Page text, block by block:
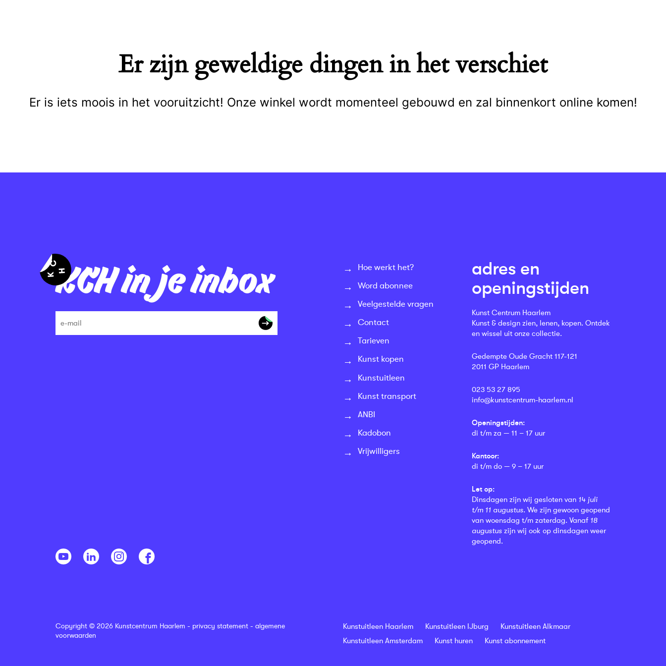
Er zijn geweldige dingen in het verschiet
Er is iets moois in het vooruitzicht! Onze winkel wordt momenteel gebouwd en zal binnenkort online komen!
KCH in je inbox
Hoe werkt het?
Word abonnee
Veelgestelde vragen
Contact
Tarieven
Kunst kopen
Kunstuitleen
Kunst transport
ANBI
Kadobon
Vrijwilligers
adres en
openingstijden
Kunst Centrum Haarlem
Kunst & design zien, lenen, kopen. Ontdek
en wissel uit onze collectie.
Gedempte Oude Gracht 117-121
2011 GP Haarlem
023 53 27 895
info@kunstcentrum-haarlem.nl
Openingstijden:
di t/m za — 11 – 17 uur
Kantoor:
di t/m do — 9 – 17 uur
Let op:
Dinsdagen zijn wij gesloten van 14 juli
t/m 11 augustus. We zijn gewoon geopend
van woensdag t/m zaterdag. Vanaf 18
augustus zijn wij ook op dinsdagen weer
geopend.
Copyright © 2026 Kunstcentrum Haarlem - privacy statement - algemene
voorwaarden
Kunstuitleen Haarlem Kunstuitleen IJburg
Kunstuitleen Alkmaar
Kunstuitleen Amsterdam
Kunst huren Kunst abonnement